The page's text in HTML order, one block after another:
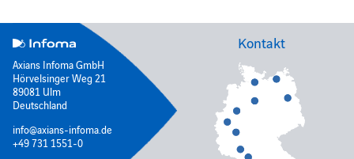
Axians Infoma GmbH
Hörvelsinger Weg 21
89081 Ulm
Deutschland
info@axians-infoma.de
+49 731 1551-0
Kontakt